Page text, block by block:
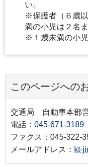
い。
※保護者（６歳
満の小児は２名
※１歳未満の小児
このページへの
交通局 自動車本部
電話： 045-671-3189
ファクス：045-322-
メールアドレス： kt-